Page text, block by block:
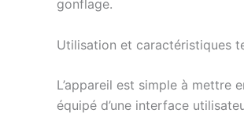
gonflage.
Utilisation et caractéristiques
L’appareil est simple à mettre
équipé d’une interface